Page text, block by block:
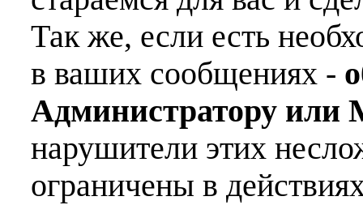
Так же, если есть
в ваших сообщениях -
Администратору или
нарушители этих
ограничены в